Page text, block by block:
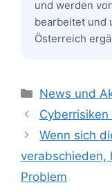
und werden
bearbeitet und
Österreich
Kategorien
News und
Wenn sich
verabschieden,
Problem